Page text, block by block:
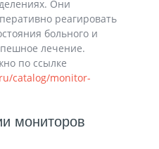
Они
реагировать
больного и
лечение.
по ссылке
catalog/monitor-
мониторов